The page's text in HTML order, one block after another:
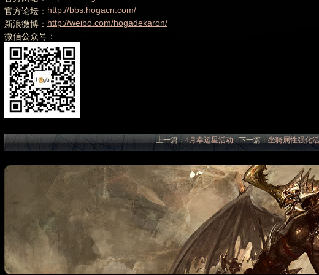
官方论坛： http://bbs.hogacn.com/
新浪微博： http://weibo.com/hogadekaron/
微信公众号：
上一篇：4月幸运星活动下一篇：坐骑属性强化